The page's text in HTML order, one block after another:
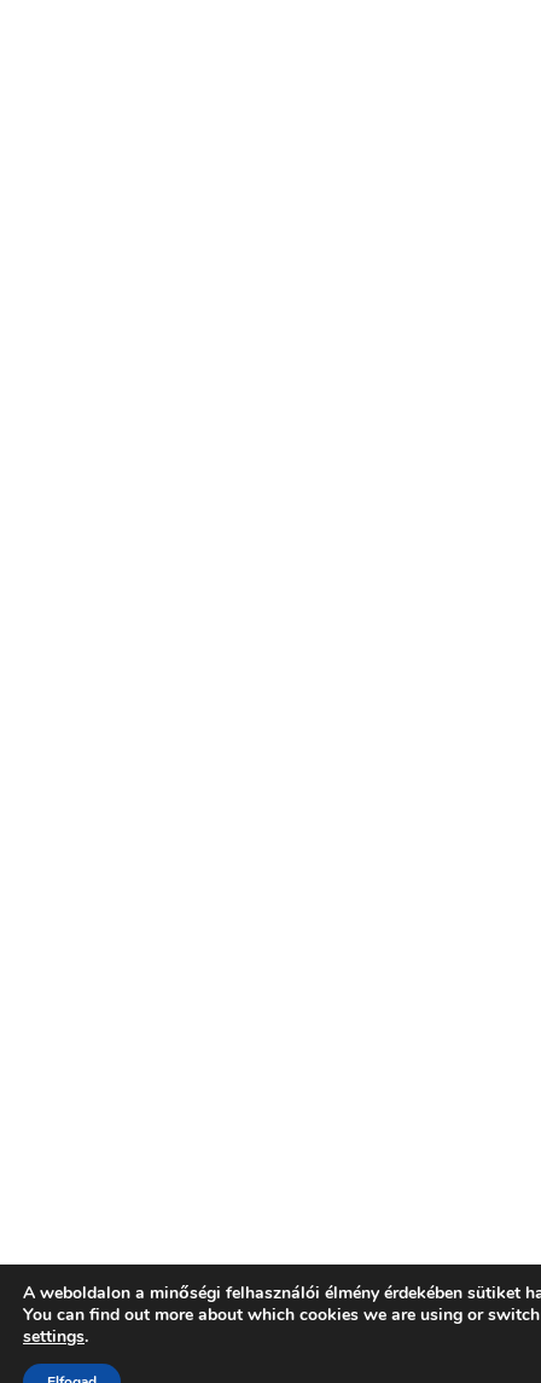
A weboldalon a minőségi felhasználói élmény érdekében sütiket
You can find out more about which cookies we are using or
settings.